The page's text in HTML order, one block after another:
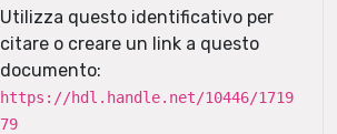
Utilizza questo identificativo per
citare o creare un link a questo
documento:
https://hdl.handle.net/10446/1719
79